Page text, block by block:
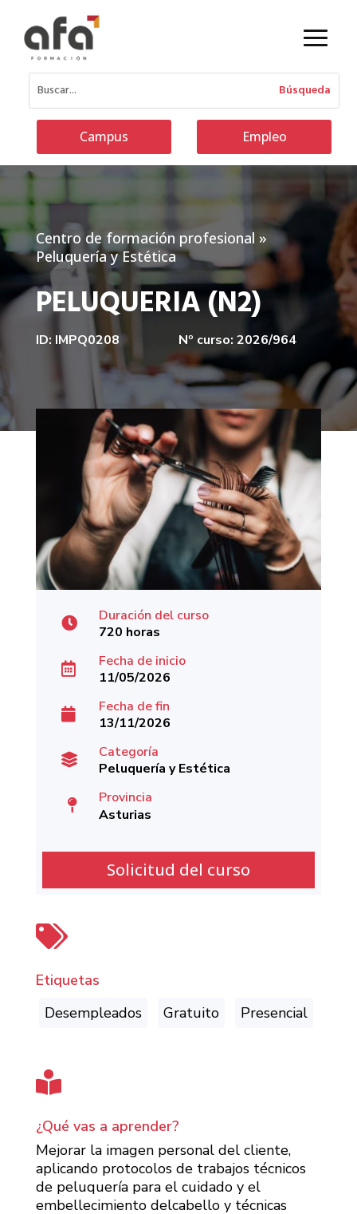
Campus Empleo
Centro de formación profesional »
Peluquería y Estética
PELUQUERIA (N2)
ID: IMPQ0208 Nº curso: 2026/964

Etiquetas
Desempleados
Gratuito Presencial

¿Qué vas a aprender?
Mejorar la imagen personal del cliente,
aplicando protocolos de trabajos técnicos
de peluquería para el cuidado y el
embellecimiento delcabello y técnicas

Duración del curso
720 horas

Fecha de inicio
11/05/2026

Fecha de fin
13/11/2026

Categoría
Peluquería y Estética

Provincia
Asturias
Solicitud del curso